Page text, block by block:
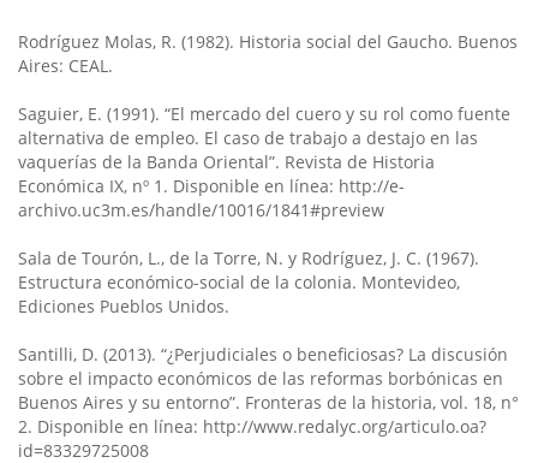
Rodríguez Molas, R. (1982). Historia social del Gaucho. Buenos
Aires: CEAL.
Saguier, E. (1991). “El mercado del cuero y su rol como fuente
alternativa de empleo. El caso de trabajo a destajo en las
vaquerías de la Banda Oriental”. Revista de Historia
Económica IX, nº 1. Disponible en línea: http://e-
archivo.uc3m.es/handle/10016/1841#preview
Sala de Tourón, L., de la Torre, N. y Rodríguez, J. C. (1967).
Estructura económico-social de la colonia. Montevideo,
Ediciones Pueblos Unidos.
Santilli, D. (2013). “¿Perjudiciales o beneficiosas? La discusión
sobre el impacto económicos de las reformas borbónicas en
Buenos Aires y su entorno”. Fronteras de la historia, vol. 18, n°
2. Disponible en línea: http://www.redalyc.org/articulo.oa?
id=83329725008